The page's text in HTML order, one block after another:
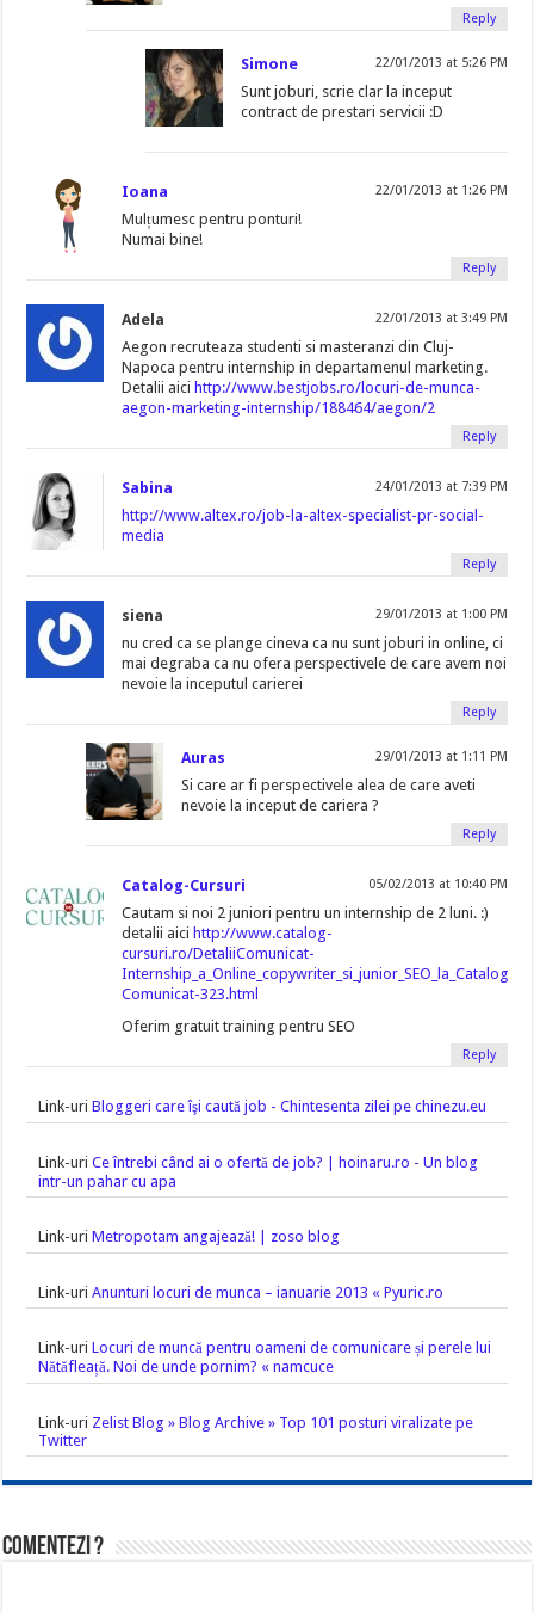
Reply
Simone 22/01/2013 at 5:26 PM
Sunt joburi, scrie clar la inceput
contract de prestari servicii :D
Ioana 22/01/2013 at 1:26 PM
Mulțumesc pentru ponturi!
Numai bine!
Reply
Adela 22/01/2013 at 3:49 PM
Aegon recruteaza studenti si masteranzi din Cluj-
Napoca pentru internship in departamenul marketing.
Detalii aici http://www.bestjobs.ro/locuri-de-munca-
aegon-marketing-internship/188464/aegon/2
Reply
Sabina 24/01/2013 at 7:39 PM
http://www.altex.ro/job-la-altex-specialist-pr-social-
media
Reply
siena 29/01/2013 at 1:00 PM
nu cred ca se plange cineva ca nu sunt joburi in online, ci
mai degraba ca nu ofera perspectivele de care avem noi
nevoie la inceputul carierei
Reply
Auras 29/01/2013 at 1:11 PM
Si care ar fi perspectivele alea de care aveti
nevoie la inceput de cariera ?
Reply
Catalog-Cursuri 05/02/2013 at 10:40 PM
Cautam si noi 2 juniori pentru un internship de 2 luni. :)
detalii aici http://www.catalog-
cursuri.ro/DetaliiComunicat-
Comunicat-323.html
Oferim gratuit training pentru SEO
Reply
Link-uriBloggeri care îşi caută job - Chintesenta zilei pe chinezu.eu
Link-uriCe întrebi când ai o ofertă de job? | hoinaru.ro - Un blog
intr-un pahar cu apa
Link-uriMetropotam angajează! | zoso blog
Link-uriAnunturi locuri de munca – ianuarie 2013 « Pyuric.ro
Link-uriLocuri de muncă pentru oameni de comunicare și perele lui
Nătăfleață. Noi de unde pornim? « namcuce
Link-uri Zelist Blog » Blog Archive » Top 101 posturi viralizate pe
Twitter
Comentezi ?